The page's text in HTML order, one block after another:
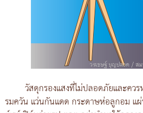
วัสดุกรองแสงที่ไม่ปลอดภัยและคว
รมควัน แว่นกันแดด กระดาษห่อลูกอม แ